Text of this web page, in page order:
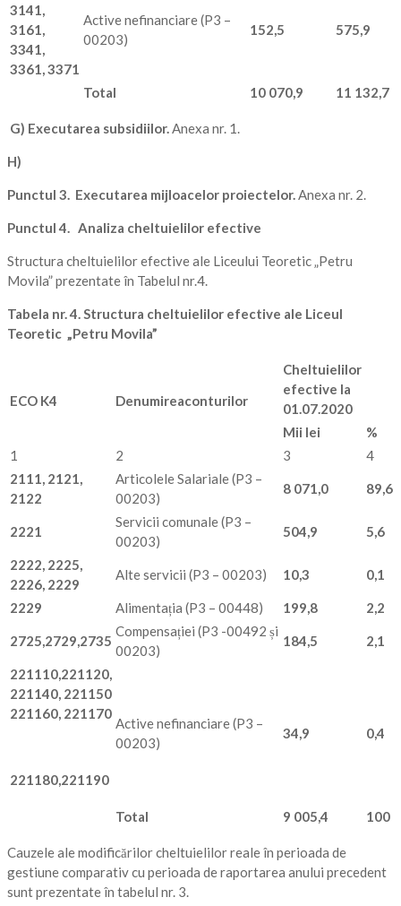
3141,
3161,
3341,
3361, 3371
Active nefinanciare (P3 –
00203)
152,5 575,9
Total 10 070,9 11 132,7
G) Executarea subsidiilor.Anexa nr. 1.
H)
Punctul 3. Executarea mijloacelor proiectelor.Anexa nr. 2.
Punctul 4. Analiza cheltuielilor efective
Structura cheltuielilor efective ale Liceului Teoretic „Petru
Movila” prezentate în Tabelul nr.4.
Tabela nr. 4. Structura cheltuielilor efective ale Liceul
Teoretic „Petru Movila”
ECO K4 Denumireaconturilor
Cheltuielilor
efective la
01.07.2020
Mii lei
%
1
2 3
4
2111, 2121,
2122
Articolele Salariale (P3 –
00203)
8 071,0 89,6
2221
Servicii comunale (P3 –
00203)
504,9 5,6
2222, 2225,
2226, 2229
Alte servicii (P3 – 00203) 10,3 0,1
2229 Alimentația (P3 – 00448) 199,8 2,2
2725,2729,2735
Compensației (P3 -00492 și
00203)
184,5 2,1
221110,221120,
221140, 221150
221160, 221170
221180,221190
Active nefinanciare (P3 –
00203)
34,9 0,4
Total 9 005,4 100
Cauzele ale modificărilor cheltuielilor reale în perioada de
gestiune comparativ cu perioada de raportarea anului precedent
sunt prezentate în tabelul nr. 3.